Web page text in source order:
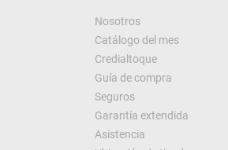
Nosotros
Catálogo del mes
Credialtoque
Guía de compra
Seguros
Garantía extendida
Asistencia